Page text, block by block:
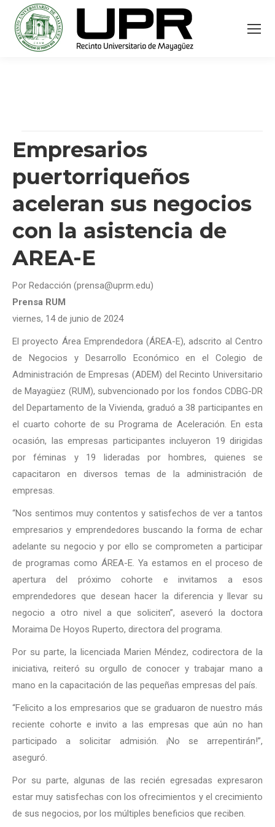
Empresarios
puertorriqueños
aceleran sus negocios
con la asistencia de
AREA-E
Por Redacción (prensa@uprm.edu)
Prensa RUM
viernes, 14 de junio de 2024
El proyecto Área Emprendedora (ÁREA-E), adscrito al Centro
de Negocios y Desarrollo Económico en el Colegio de
Administración de Empresas (ADEM) del Recinto Universitario
de Mayagüez (RUM), subvencionado por los fondos CDBG-DR
del Departamento de la Vivienda, graduó a 38 participantes en
el cuarto cohorte de su Programa de Aceleración. En esta
ocasión, las empresas participantes incluyeron 19 dirigidas
por féminas y 19 lideradas por hombres, quienes se
capacitaron en diversos temas de la administración de
empresas.
“Nos sentimos muy contentos y satisfechos de ver a tantos
empresarios y emprendedores buscando la forma de echar
adelante su negocio y por ello se comprometen a participar
de programas como ÁREA-E. Ya estamos en el proceso de
apertura del próximo cohorte e invitamos a esos
emprendedores que desean hacer la diferencia y llevar su
negocio a otro nivel a que soliciten”, aseveró la doctora
Moraima De Hoyos Ruperto, directora del programa.
Por su parte, la licenciada Marien Méndez, codirectora de la
iniciativa, reiteró su orgullo de conocer y trabajar mano a
mano en la capacitación de las pequeñas empresas del país.
“Felicito a los empresarios que se graduaron de nuestro más
reciente cohorte e invito a las empresas que aún no han
participado a solicitar admisión. ¡No se arrepentirán!”,
aseguró.
Por su parte, algunas de las recién egresadas expresaron
estar muy satisfechas con los ofrecimientos y el crecimiento
de sus negocios, por los múltiples beneficios que reciben.